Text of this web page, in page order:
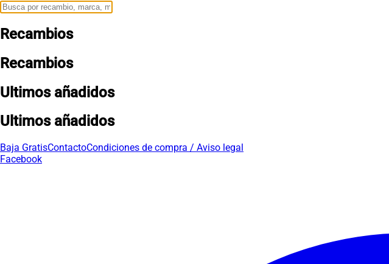
Recambios
Recambios
Ultimos añadidos
Ultimos añadidos
Baja GratisContactoCondiciones de compra / Aviso legal
Facebook